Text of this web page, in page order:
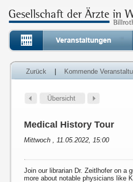
Zurück Kommende
Medical History Tour
Mittwoch , 11.05.2022, 15:00
Join our librarian Dr. Zeitlhofer on a
more about notable physicians like